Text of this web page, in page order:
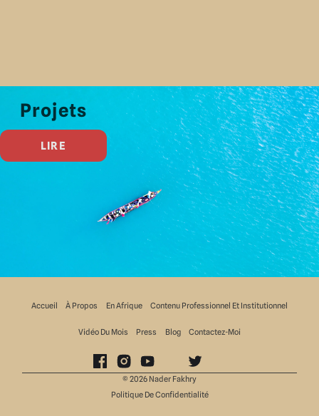
Projets
LIRE
Accueil À Propos En Afrique Contenu Professionnel Et Institutionnel
Vidéo Du Mois Press Blog Contactez-Moi
© 2026 Nader Fakhry
Politique De Confidentialité